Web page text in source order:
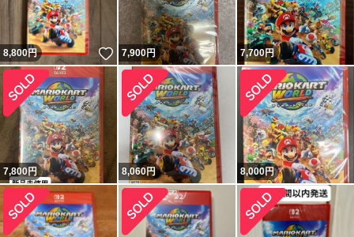
8,800円 いいね！
7,900円 7,700円
7,800円 8,060円 8,000円